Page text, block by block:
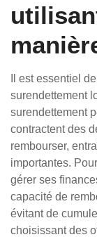
Il est essentiel
surendettement
surendettement
contractent des
rembourser,
importantes.
gérer ses
capacité de
évitant de
choisissant des